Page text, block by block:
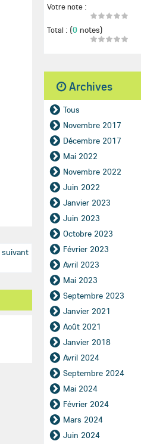
suivant
Votre note :
Total : (0 notes)
Archives
Tous
Novembre 2017
Décembre 2017
Mai 2022
Novembre 2022
Juin 2022
Janvier 2023
Juin 2023
Octobre 2023
Février 2023
Avril 2023
Mai 2023
Septembre 2023
Janvier 2021
Août 2021
Janvier 2018
Avril 2024
Septembre 2024
Mai 2024
Février 2024
Mars 2024
Juin 2024